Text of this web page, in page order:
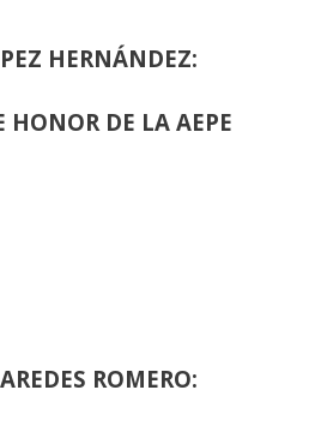
HERNÁNDEZ:
HONOR DE LA AEPE
ROMERO: